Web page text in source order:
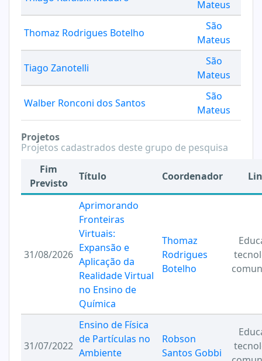
Mateus
Thomaz Rodrigues Botelho
São
Mateus
Tiago Zanotelli
São
Mateus
Walber Ronconi dos Santos
São
Mateus
Projetos
Projetos cadastrados deste grupo de pesquisa
Fim
Previsto
Título Coordenador
31/08/2026
Aprimorando
Fronteiras
Virtuais:
Expansão e
Aplicação da
Realidade Virtual
no Ensino de
Química
Thomaz
Rodrigues
Botelho
31/07/2022
Ensino de Física
de Partículas no
Ambiente
Robson
Santos Gobbi